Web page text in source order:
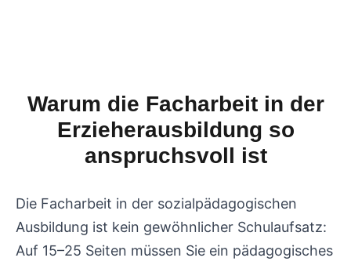
Warum die Facharbeit in der
Erzieherausbildung so
anspruchsvoll ist
Die Facharbeit in der sozialpädagogischen
Ausbildung ist kein gewöhnlicher Schulaufsatz:
Auf 15–25 Seiten müssen Sie ein pädagogisches